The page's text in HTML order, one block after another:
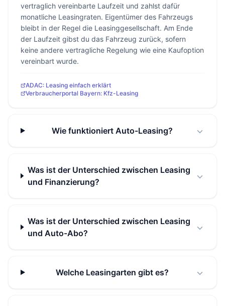
vertraglich vereinbarte Laufzeit und zahlst dafür
monatliche Leasingraten. Eigentümer des Fahrzeugs
bleibt in der Regel die Leasinggesellschaft. Am Ende
der Laufzeit gibst du das Fahrzeug zurück, sofern
keine andere vertragliche Regelung wie eine Kaufoption
vereinbart wurde.
ADAC: Leasing einfach erklärt
Verbraucherportal Bayern: Kfz-Leasing
Wie funktioniert Auto-Leasing?
Was ist der Unterschied zwischen Leasing
und Finanzierung?
Was ist der Unterschied zwischen Leasing
und Auto-Abo?
Welche Leasingarten gibt es?